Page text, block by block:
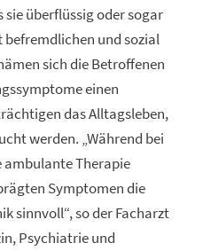
sie überflüssig oder sogar
befremdlichen und sozial
sich die Betroffenen
einen
das Alltagsleben,
werden. „Während bei
ambulante Therapie
Symptomen die
sinnvoll“, so der Facharzt
Psychiatrie und